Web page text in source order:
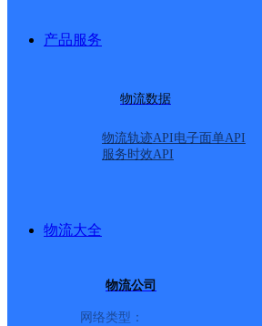
产品服务
物流数据
物流轨迹API电子面单API
服务时效API
物流大全
物流公司
网络类型：